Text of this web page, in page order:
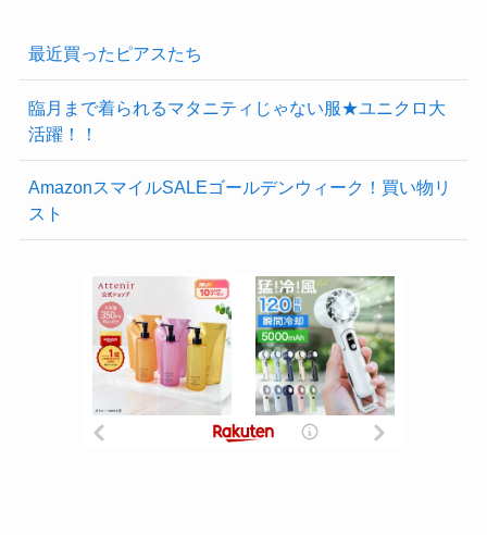
最近買ったピアスたち
臨月まで着られるマタニティじゃない服★ユニクロ大
活躍！！
AmazonスマイルSALEゴールデンウィーク！買い物リ
スト